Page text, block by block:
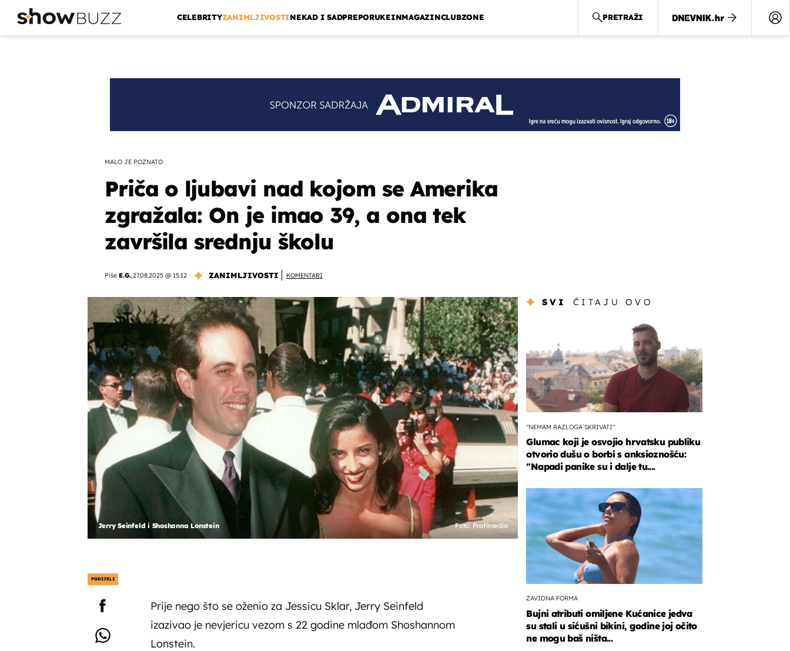
CELEBRITYZANIMLJIVOSTINEKAD I SADPREPORUKEINMAGAZINCLUBZONE PRETRAŽI
MALO JE POZNATO
Priča o ljubavi nad kojom se Amerika
zgražala: On je imao 39, a ona tek
završila srednju školu
Piše E.G.,27.08.2025 @ 15:12 ZANIMLJIVOSTI KOMENTARI
Jerry Seinfeld i Shoshanna Lonstein Foto: Profimedia
PODIJELI
Prije nego što se oženio za Jessicu Sklar, Jerry Seinfeld
izazivao je nevjericu vezom s 22 godine mlađom Shoshannom
Lonstein.
SVI ČITAJU OVO
"NEMAM RAZLOGA SKRIVATI"
Glumac koji je osvojio hrvatsku publiku
otvorio dušu o borbi s anksioznošću:
"Napadi panike su i dalje tu....
ZAVIDNA FORMA
Bujni atributi omiljene Kućanice jedva
su stali u sićušni bikini, godine joj očito
ne mogu baš ništa...